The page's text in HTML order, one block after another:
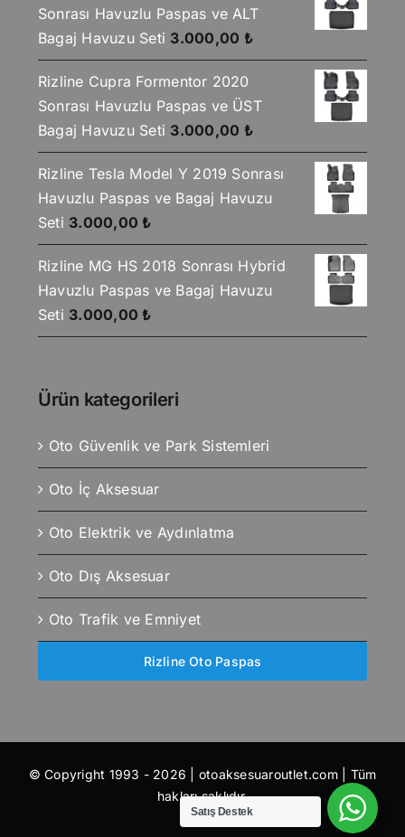
Sonrası Havuzlu Paspas ve ALT
Bagaj Havuzu Seti 3.000,00 ₺
Rizline Cupra Formentor 2020
Sonrası Havuzlu Paspas ve ÜST
Bagaj Havuzu Seti 3.000,00 ₺
Rizline Tesla Model Y 2019 Sonrası
Havuzlu Paspas ve Bagaj Havuzu
Seti 3.000,00 ₺
Rizline MG HS 2018 Sonrası Hybrid
Havuzlu Paspas ve Bagaj Havuzu
Seti 3.000,00 ₺
Ürün kategorileri
Oto Güvenlik ve Park Sistemleri
Oto İç Aksesuar
Oto Elektrik ve Aydınlatma
Oto Dış Aksesuar
Oto Trafik ve Emniyet
Rizline Oto Paspas
© Copyright 1993 - 2026 | otoaksesuaroutlet.com | Tüm
hakları saklıdır.
Satış Destek